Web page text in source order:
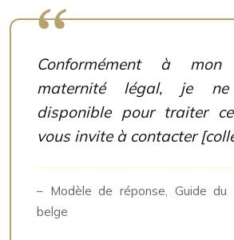
Conformément à
maternité légal, je
disponible pour traiter
vous invite à contacter
– Modèle de réponse, Guide
belge